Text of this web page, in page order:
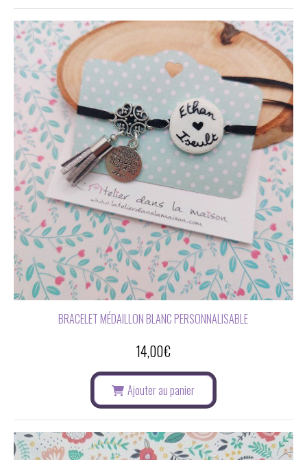
BRACELET MÉDAILLON BLANC PERSONNALISABLE
14,00€
Ajouter au panier